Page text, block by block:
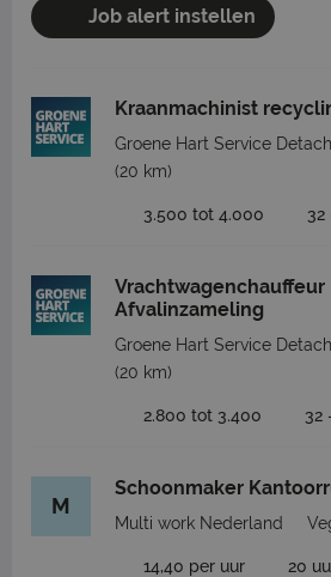
Job alert instellen
Kraanmachinist
Groene Hart Service
(20 km)
3.500 tot 4.000 32
Vrachtwagenchauffeur
Afvalinzameling
Groene Hart Service
(20 km)
2.800 tot 3.400 32
M
Schoonmaker
Multi work Nederland
14,40 per uur 20